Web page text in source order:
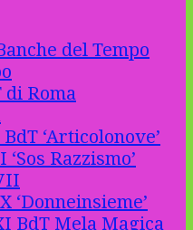
del Tempo
di Roma
‘Articolonove’
Razzismo’
‘Donneinsieme’
BdT Mela Magica